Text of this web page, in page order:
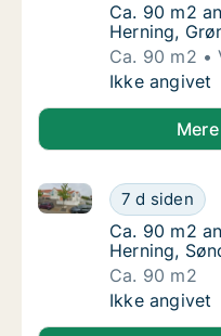
Ca. 90 m2
Ca. 90 m2
Herning,
Ca. 90 m2
Ca. 90 m2
Ikke angivet
Ca. 90 m2
7 d siden
Ca. 90 m2
Ca. 90 m2
Ca. 90 m2
Herning,
Ca. 90 m2
Ca. 90 m2
Ikke angivet